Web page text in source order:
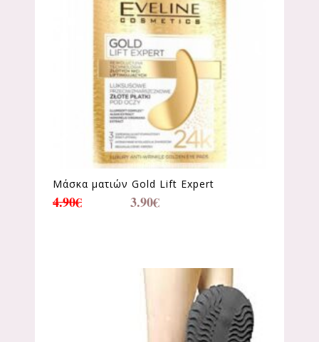
Μάσκα ματιών Gold Lift Expert
4.90€ 3.90€